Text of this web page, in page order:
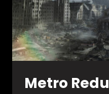
Metro